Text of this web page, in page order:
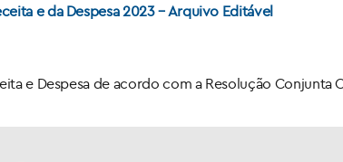
e da Despesa 2023 – Arquivo Editável
e Despesa de acordo com a Resolução Conjunta